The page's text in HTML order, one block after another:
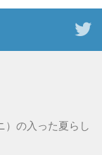
）の入った夏らし